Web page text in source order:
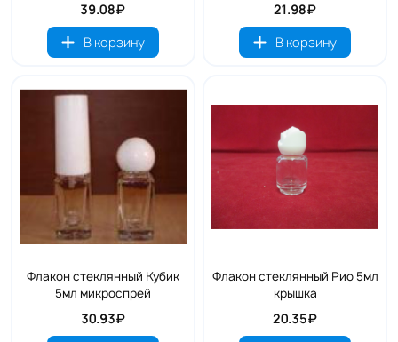
39.08₽
В корзину
21.98₽
В корзину
Флакон стеклянный Кубик
5мл микроспрей
30.93₽
Флакон стеклянный Рио 5мл
крышка
20.35₽